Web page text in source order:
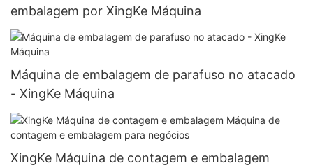
embalagem por XingKe Máquina
Máquina de embalagem de parafuso no atacado
- XingKe Máquina
XingKe Máquina de contagem e embalagem